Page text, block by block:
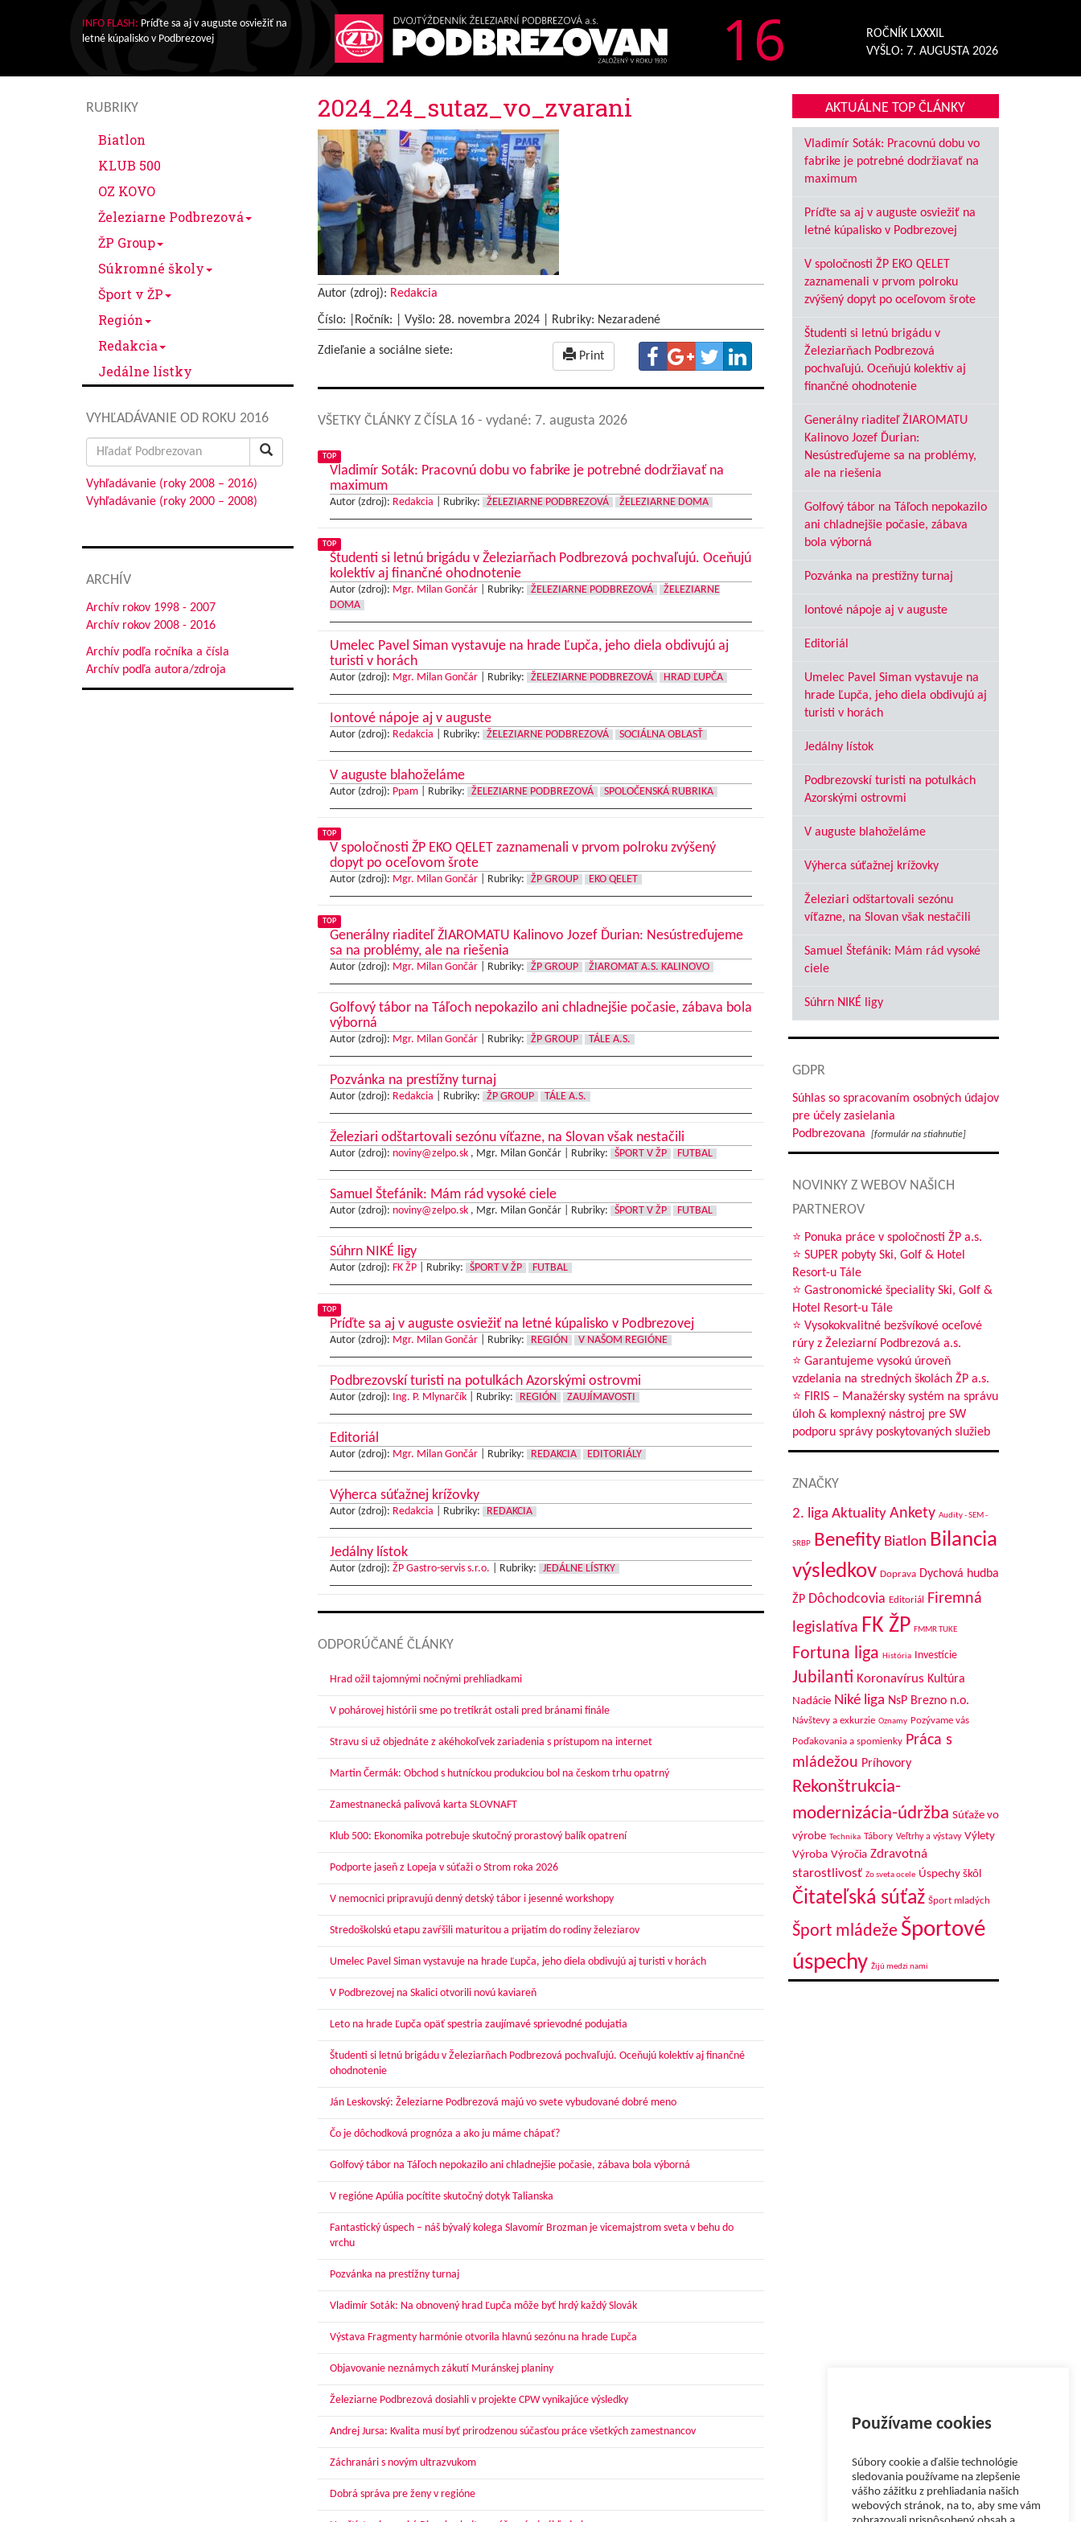
INFO FLASH: Príďte sa aj v auguste osviežiť na
letné kúpalisko v Podbrezovej
16
ROČNÍK LXXXIL
VYŠLO: 7. AUGUSTA 2026
RUBRIKY
Biatlon
KLUB 500
OZ KOVO
Železiarne Podbrezová
ŽP Group
Súkromné školy
Šport v ŽP
Región
Redakcia
Jedálne lístky
VYHĽADÁVANIE OD ROKU 2016
Search
for:
Vyhľadávanie (roky 2008 – 2016)
Vyhľadávanie (roky 2000 – 2008)
ARCHÍV
Archív rokov 1998 - 2007
Archív rokov 2008 - 2016
Archív podľa ročníka a čísla
Archív podľa autora/zdroja
2024_24_sutaz_vo_zvarani
Autor (zdroj): Redakcia
Číslo: |Ročník: | Vyšlo: 28. novembra 2024| Rubriky: Nezaradené
Zdieľanie a sociálne siete: Print
VŠETKY ČLÁNKY Z ČÍSLA 16 - vydané: 7. augusta 2026
TOP
Vladimír Soták: Pracovnú dobu vo fabrike je potrebné dodržiavať na
maximum
Autor (zdroj): Redakcia Rubriky: ŽELEZIARNE PODBREZOVÁ ŽELEZIARNE DOMA
TOP
Študenti si letnú brigádu v Železiarňach Podbrezová pochvaľujú. Oceňujú
kolektív aj finančné ohodnotenie
Autor (zdroj): Mgr. Milan Gončár| Rubriky: ŽELEZIARNE PODBREZOVÁ
ŽELEZIARNE
DOMA
Umelec Pavel Siman vystavuje na hrade Ľupča, jeho diela obdivujú aj
turisti v horách
Autor (zdroj): Mgr. Milan Gončár| Rubriky: ŽELEZIARNE PODBREZOVÁ HRAD ĽUPČA
Iontové nápoje aj v auguste
Autor (zdroj): Redakcia Rubriky: ŽELEZIARNE PODBREZOVÁ SOCIÁLNA OBLASŤ
V auguste blahoželáme
Autor (zdroj): Ppam| Rubriky: ŽELEZIARNE PODBREZOVÁ SPOLOČENSKÁ RUBRIKA
TOP
V spoločnosti ŽP EKO QELET zaznamenali v prvom polroku zvýšený
dopyt po oceľovom šrote
Autor (zdroj): Mgr. Milan Gončár| Rubriky: ŽP GROUP EKO QELET
TOP
Generálny riaditeľ ŽIAROMATU Kalinovo Jozef Ďurian: Nesústreďujeme
sa na problémy, ale na riešenia
Autor (zdroj): Mgr. Milan Gončár| Rubriky: ŽP GROUP ŽIAROMAT A.S. KALINOVO
Golfový tábor na Táľoch nepokazilo ani chladnejšie počasie, zábava bola
výborná
Autor (zdroj): Mgr. Milan Gončár| Rubriky: ŽP GROUP TÁLE A.S.
Pozvánka na prestížny turnaj
Autor (zdroj): Redakcia Rubriky: ŽP GROUP TÁLE A.S.
Železiari odštartovali sezónu víťazne, na Slovan však nestačili
Autor (zdroj): noviny@zelpo.sk, Mgr. Milan Gončár | Rubriky: ŠPORT V ŽP FUTBAL
Samuel Štefánik: Mám rád vysoké ciele
Autor (zdroj): noviny@zelpo.sk, Mgr. Milan Gončár | Rubriky: ŠPORT V ŽP FUTBAL
Súhrn NIKÉ ligy
Autor (zdroj): FK ŽP| Rubriky: ŠPORT V ŽP FUTBAL
TOP
Príďte sa aj v auguste osviežiť na letné kúpalisko v Podbrezovej
Autor (zdroj): Mgr. Milan Gončár| Rubriky: REGIÓN V NAŠOM REGIÓNE
Podbrezovskí turisti na potulkách Azorskými ostrovmi
Autor (zdroj): Ing. P. Mlynarčík| Rubriky: REGIÓN ZAUJÍMAVOSTI
Editoriál
Autor (zdroj): Mgr. Milan Gončár| Rubriky: REDAKCIA EDITORIÁLY
Výherca súťažnej krížovky
Autor (zdroj): Redakcia Rubriky: REDAKCIA
Jedálny lístok
Autor (zdroj): ŽP Gastro-servis s.r.o. Rubriky: JEDÁLNE LÍSTKY
ODPORÚČANÉ ČLÁNKY
Hrad ožil tajomnými nočnými prehliadkami
V pohárovej histórii sme po tretíkrát ostali pred bránami finále
Stravu si už objednáte z akéhokoľvek zariadenia s prístupom na internet
Martin Čermák: Obchod s hutníckou produkciou bol na českom trhu opatrný
Zamestnanecká palivová karta SLOVNAFT
Klub 500: Ekonomika potrebuje skutočný prorastový balík opatrení
Podporte jaseň z Lopeja v súťaži o Strom roka 2026
V nemocnici pripravujú denný detský tábor i jesenné workshopy
Stredoškolskú etapu zavŕšili maturitou a prijatím do rodiny železiarov
Umelec Pavel Siman vystavuje na hrade Ľupča, jeho diela obdivujú aj turisti v horách
V Podbrezovej na Skalici otvorili novú kaviareň
Leto na hrade Ľupča opäť spestria zaujímavé sprievodné podujatia
Študenti si letnú brigádu v Železiarňach Podbrezová pochvaľujú. Oceňujú kolektív aj finančné
ohodnotenie
Ján Leskovský: Železiarne Podbrezová majú vo svete vybudované dobré meno
Čo je dôchodková prognóza a ako ju máme chápať?
Golfový tábor na Táľoch nepokazilo ani chladnejšie počasie, zábava bola výborná
V regióne Apúlia pocítite skutočný dotyk Talianska
Fantastický úspech – náš bývalý kolega Slavomír Brozman je vicemajstrom sveta v behu do
vrchu
Pozvánka na prestížny turnaj
Vladimír Soták: Na obnovený hrad Ľupča môže byť hrdý každý Slovák
Výstava Fragmenty harmónie otvorila hlavnú sezónu na hrade Ľupča
Objavovanie neznámych zákutí Muránskej planiny
Železiarne Podbrezová dosiahli v projekte CPW vynikajúce výsledky
Andrej Jursa: Kvalita musí byť prirodzenou súčasťou práce všetkých zamestnancov
Záchranári s novým ultrazvukom
Dobrá správa pre ženy v regióne
AKTUÁLNE TOP ČLÁNKY
Vladimír Soták: Pracovnú dobu vo
fabrike je potrebné dodržiavať na
maximum
Príďte sa aj v auguste osviežiť na
letné kúpalisko v Podbrezovej
V spoločnosti ŽP EKO QELET
zaznamenali v prvom polroku
zvýšený dopyt po oceľovom šrote
Študenti si letnú brigádu v
Železiarňach Podbrezová
pochvaľujú. Oceňujú kolektív aj
finančné ohodnotenie
Generálny riaditeľ ŽIAROMATU
Kalinovo Jozef Ďurian:
Nesústreďujeme sa na problémy,
ale na riešenia
Golfový tábor na Táľoch nepokazilo
ani chladnejšie počasie, zábava
bola výborná
Pozvánka na prestížny turnaj
Iontové nápoje aj v auguste
Editoriál
Umelec Pavel Siman vystavuje na
hrade Ľupča, jeho diela obdivujú aj
turisti v horách
Jedálny lístok
Podbrezovskí turisti na potulkách
Azorskými ostrovmi
V auguste blahoželáme
Výherca súťažnej krížovky
Železiari odštartovali sezónu
víťazne, na Slovan však nestačili
Samuel Štefánik: Mám rád vysoké
ciele
Súhrn NIKÉ ligy
GDPR
Súhlas so spracovaním osobných údajov
pre účely zasielania
Podbrezovana
[formulár na stiahnutie]
NOVINKY Z WEBOV NAŠICH
PARTNEROV
⭐ Ponuka práce v spoločnosti ŽP a.s.
⭐ SUPER pobyty Ski, Golf & Hotel
Resort-u Tále
⭐ Gastronomické špeciality Ski, Golf &
Hotel Resort-u Tále
⭐ Vysokokvalitné bezšvíkové oceľové
rúry z Železiarní Podbrezová a.s.
⭐ Garantujeme vysokú úroveň
vzdelania na stredných školách ŽP a.s.
⭐ FIRIS – Manažérsky systém na správu
úloh & komplexný nástroj pre SW
podporu správy poskytovaných služieb
ZNAČKY
2. liga Aktuality Ankety Audity - SEM -
SRBP Benefity Biatlon Bilancia
výsledkov Doprava Dychová hudba
ŽP Dôchodcovia Editoriál
Firemná
legislatíva FK ŽP FMMR TUKE
Fortuna liga História Investície
Jubilanti Koronavírus Kultúra
Nadácie Niké liga NsP Brezno n.o.
Návštevy a exkurzie Oznamy Pozývame vás
Poďakovania a spomienky Práca s
mládežou Príhovory
Rekonštrukcia-
modernizácia-údržba Súťaže vo
výrobe Technika Tábory Veľtrhy a výstavy Výlety
Výroba Výročia Zdravotná
starostlivosť Zo sveta ocele Úspechy škôl
Čitateľská súťaž Šport mladých
Šport mládeže Športové
úspechy Žijú medzi nami
Používame cookies
Súbory cookie a ďalšie technológie
sledovania používame na zlepšenie
vášho zážitku z prehliadania našich
webových stránok, na to, aby sme vám